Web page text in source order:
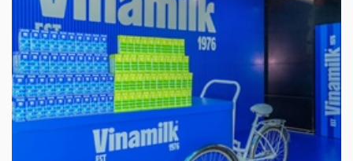
ngữ
(-)
Dịch
vụ
(-)